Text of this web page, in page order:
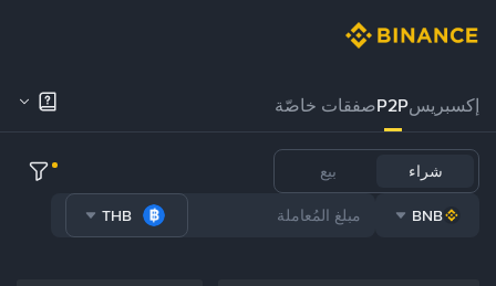
إكسبريسP2Pصفقات خاصّة
شراء بيع
BNB
THB